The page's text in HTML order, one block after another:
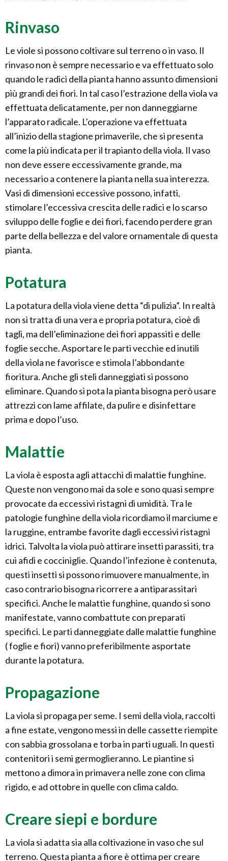
Rinvaso
Le viole si possono coltivare sul terreno o in vaso. Il
rinvaso non è sempre necessario e va effettuato solo
quando le radici della pianta hanno assunto dimensioni
più grandi dei fiori. In tal caso l’estrazione della viola va
effettuata delicatamente, per non danneggiarne
l’apparato radicale. L’operazione va effettuata
all’inizio della stagione primaverile, che si presenta
come la più indicata per il trapianto della viola. Il vaso
non deve essere eccessivamente grande, ma
necessario a contenere la pianta nella sua interezza.
Vasi di dimensioni eccessive possono, infatti,
stimolare l’eccessiva crescita delle radici e lo scarso
sviluppo delle foglie e dei fiori, facendo perdere gran
parte della bellezza e del valore ornamentale di questa
pianta.
Potatura
La potatura della viola viene detta “di pulizia”. In realtà
non si tratta di una vera e propria potatura, cioè di
tagli, ma dell’eliminazione dei fiori appassiti e delle
foglie secche. Asportare le parti vecchie ed inutili
della viola ne favorisce e stimola l’abbondante
fioritura. Anche gli steli danneggiati si possono
eliminare. Quando si pota la pianta bisogna però usare
attrezzi con lame affilate, da pulire e disinfettare
prima e dopo l’uso.
Malattie
La viola è esposta agli attacchi di malattie funghine.
Queste non vengono mai da sole e sono quasi sempre
provocate da eccessivi ristagni di umidità. Tra le
patologie funghine della viola ricordiamo il marciume e
la ruggine, entrambe favorite dagli eccessivi ristagni
idrici. Talvolta la viola può attirare insetti parassiti, tra
cui afidi e cocciniglie. Quando l’infezione è contenuta,
questi insetti si possono rimuovere manualmente, in
caso contrario bisogna ricorrere a antiparassitari
specifici. Anche le malattie funghine, quando si sono
manifestate, vanno combattute con preparati
specifici. Le parti danneggiate dalle malattie funghine
( foglie e fiori) vanno preferibilmente asportate
durante la potatura.
Propagazione
La viola si propaga per seme. I semi della viola, raccolti
a fine estate, vengono messi in delle cassette riempite
con sabbia grossolana e torba in parti uguali. In questi
contenitori i semi germoglieranno. Le piantine si
mettono a dimora in primavera nelle zone con clima
rigido, e ad ottobre in quelle con clima caldo.
Creare siepi e bordure
La viola si adatta sia alla coltivazione in vaso che sul
terreno. Questa pianta a fiore è ottima per creare